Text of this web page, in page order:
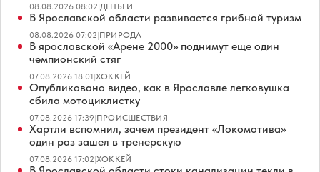
08.08.2026 08:02|ДЕНЬГИ
В Ярославской области развивается грибной туризм
08.08.2026 07:02|ПРИРОДА
В ярославской «Арене 2000» поднимут еще один
чемпионский стяг
07.08.2026 18:01|ХОККЕЙ
Опубликовано видео, как в Ярославле легковушка
сбила мотоциклистку
07.08.2026 17:39|ПРОИСШЕСТВИЯ
Хартли вспомнил, зачем президент «Локомотива»
один раз зашел в тренерскую
07.08.2026 17:02|ХОККЕЙ